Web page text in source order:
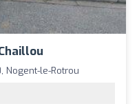
Nogent-le-Rotrou